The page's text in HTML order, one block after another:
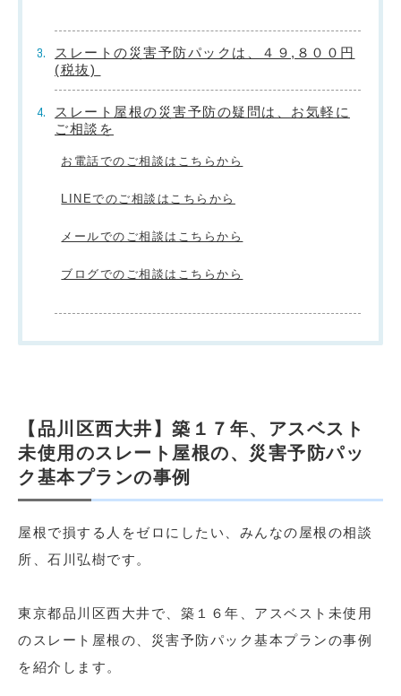
スレートの災害予防パックは、４９,８００円
(税抜)
スレート屋根の災害予防の疑問は、お気軽に
ご相談を
お電話でのご相談はこちらから
LINEでのご相談はこちらから
メールでのご相談はこちらから
ブログでのご相談はこちらから
【品川区西大井】築１７年、アスベスト
未使用のスレート屋根の、災害予防パッ
ク基本プランの事例
屋根で損する人をゼロにしたい、みんなの屋根の相談
所、石川弘樹です。
東京都品川区西大井で、築１６年、アスベスト未使用
のスレート屋根の、災害予防パック基本プランの事例
を紹介します。